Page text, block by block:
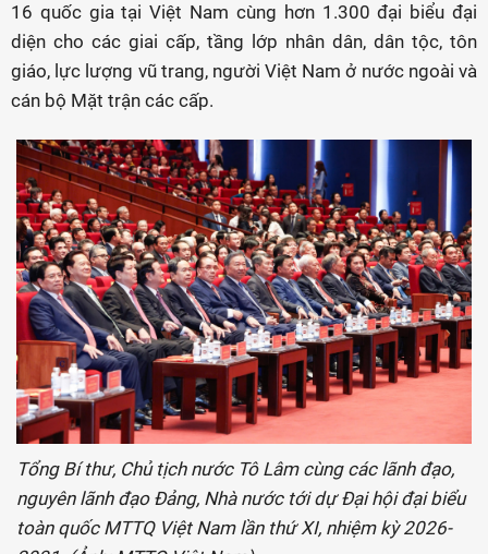
16 quốc gia tại Việt Nam cùng hơn 1.300 đại biểu đại
diện cho các giai cấp, tầng lớp nhân dân, dân tộc, tôn
giáo, lực lượng vũ trang, người Việt Nam ở nước ngoài và
cán bộ Mặt trận các cấp.
Tổng Bí thư, Chủ tịch nước Tô Lâm cùng các lãnh đạo,
nguyên lãnh đạo Đảng, Nhà nước tới dự Đại hội đại biểu
toàn quốc MTTQ Việt Nam lần thứ XI, nhiệm kỳ 2026-